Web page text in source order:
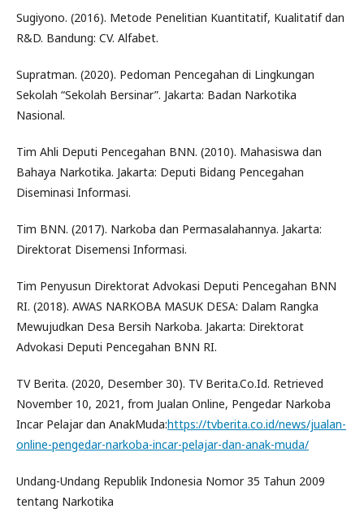
Sugiyono. (2016). Metode Penelitian Kuantitatif, Kualitatif dan
R&D. Bandung: CV. Alfabet.
Supratman. (2020). Pedoman Pencegahan di Lingkungan
Sekolah “Sekolah Bersinar”. Jakarta: Badan Narkotika
Nasional.
Tim Ahli Deputi Pencegahan BNN. (2010). Mahasiswa dan
Bahaya Narkotika. Jakarta: Deputi Bidang Pencegahan
Diseminasi Informasi.
Tim BNN. (2017). Narkoba dan Permasalahannya. Jakarta:
Direktorat Disemensi Informasi.
Tim Penyusun Direktorat Advokasi Deputi Pencegahan BNN
RI. (2018). AWAS NARKOBA MASUK DESA: Dalam Rangka
Mewujudkan Desa Bersih Narkoba. Jakarta: Direktorat
Advokasi Deputi Pencegahan BNN RI.
TV Berita. (2020, Desember 30). TV Berita.Co.Id. Retrieved
November 10, 2021, from Jualan Online, Pengedar Narkoba
Incar Pelajar dan AnakMuda:https://tvberita.co.id/news/jualan-
online-pengedar-narkoba-incar-pelajar-dan-anak-muda/
Undang-Undang Republik Indonesia Nomor 35 Tahun 2009
tentang Narkotika